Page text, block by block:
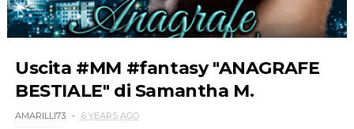
Uscita #MM #fantasy "ANAGRAFE
BESTIALE" di Samantha M.
AMARILLI73 6 YEARS AGO